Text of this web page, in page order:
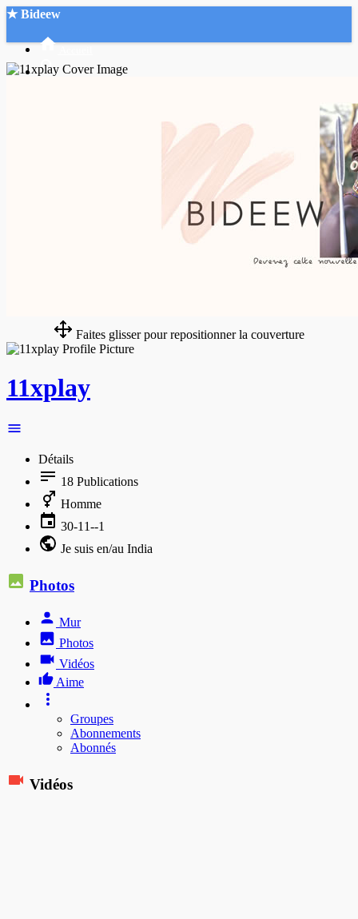
★ Bideew
Faites glisser pour repositionner la couverture
11xplay
Détails
18 Publications
Homme
30-11--1
Je suis en/au India
Photos
Mur
Photos
Vidéos
Aime
Groupes
Abonnements
Abonnés
Vidéos